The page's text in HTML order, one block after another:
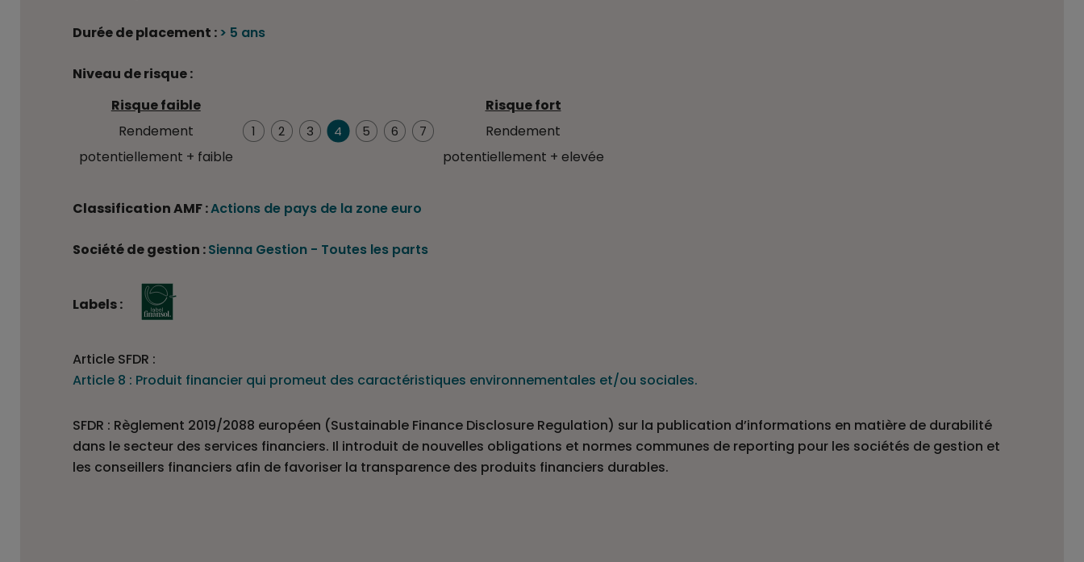
Durée de placement : > 5 ans
Niveau de risque :
Risque faible
Rendement
potentiellement + faible
1 2 3 4
4/7 5 6 7
Risque fort
Rendement
potentiellement + elevée
Classification AMF :Actions de pays de la zone euro
Société de gestion :Sienna Gestion - Toutes les parts
Labels :
Article SFDR :
Article 8 : Produit financier qui promeut des caractéristiques environnementales et/ou sociales.
SFDR : Règlement 2019/2088 européen (Sustainable Finance Disclosure Regulation) sur la publication d’informations en matière de durabilité
dans le secteur des services financiers. Il introduit de nouvelles obligations et normes communes de reporting pour les sociétés de gestion et
les conseillers financiers afin de favoriser la transparence des produits financiers durables.